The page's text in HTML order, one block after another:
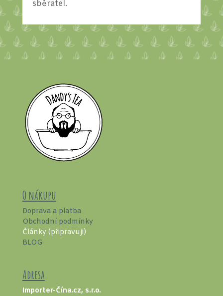
sběratel.
O nákupu
Doprava a platba
Obchodní podmínky
Články (připravuji)
BLOG
Adresa
Importer-Čína.cz, s.r.o.